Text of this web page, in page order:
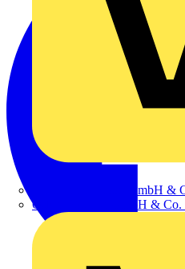
Hillmann & Ploog GmbH &
Oskar Böttcher GmbH & Co.